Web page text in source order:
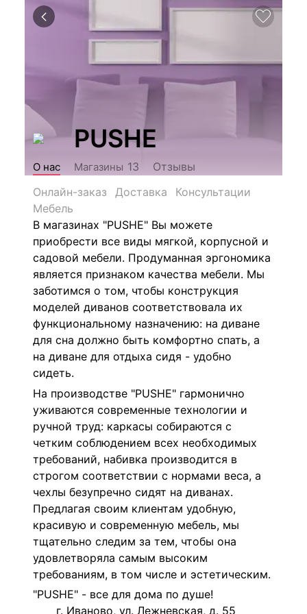
PUSHE
О нас Магазины 13
Отзывы
Онлайн-заказ
Доставка
Консультации
Мебель
В магазинах "PUSHE" Вы можете
приобрести все виды мягкой, корпусной и
садовой мебели. Продуманная эргономика
является признаком качества мебели. Мы
заботимся о том, чтобы конструкция
моделей диванов соответствовала их
функциональному назначению: на диване
для сна должно быть комфортно спать, а
на диване для отдыха сидя - удобно
сидеть.
На производстве "PUSHE" гармонично
уживаются современные технологии и
ручной труд: каркасы собираются с
четким соблюдением всех необходимых
требований, набивка производится в
строгом соответствии с нормами веса, а
чехлы безупречно сидят на диванах.
Предлагая своим клиентам удобную,
красивую и современную мебель, мы
тщательно следим за тем, чтобы она
удовлетворяла самым высоким
требованиям, в том числе и эстетическим.
"PUSHE" - все для дома по душе!
г. Иваново, ул. Лежневская, д. 55